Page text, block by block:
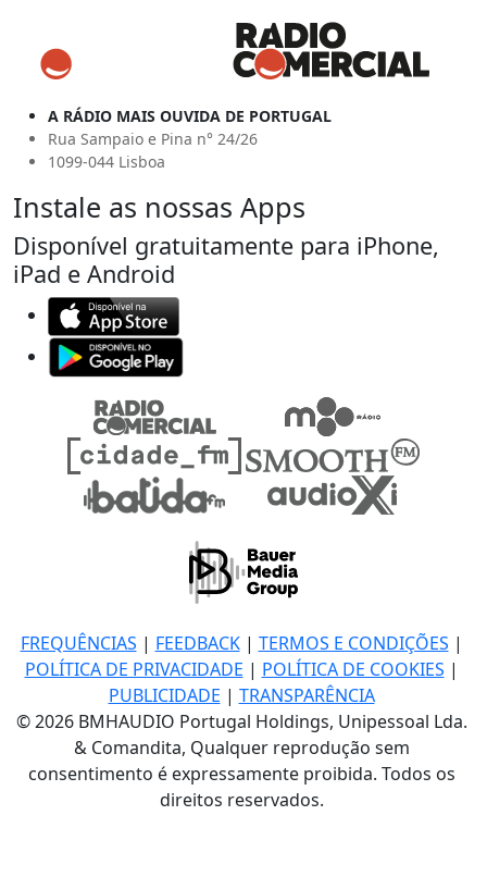
A RÁDIO MAIS OUVIDA DE PORTUGAL
Rua Sampaio e Pina n° 24/26
1099-044 Lisboa
Instale as nossas Apps
Disponível gratuitamente para iPhone,
iPad e Android
FREQUÊNCIAS | FEEDBACK| TERMOS E CONDIÇÕES |
POLÍTICA DE PRIVACIDADE | POLÍTICA DE COOKIES |
PUBLICIDADE | TRANSPARÊNCIA
© 2026 BMHAUDIO Portugal Holdings, Unipessoal Lda.
& Comandita, Qualquer reprodução sem
consentimento é expressamente proibida. Todos os
direitos reservados.